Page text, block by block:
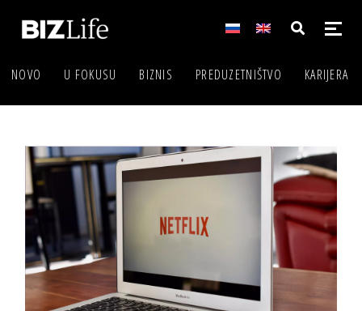
NOVO U FOKUSU BIZNIS PREDUZETNIŠTVO KARIJERA